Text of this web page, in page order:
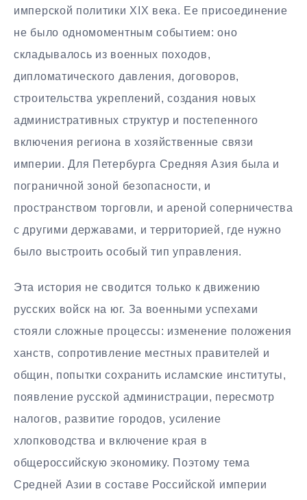
имперской политики XIX века. Ее присоединение
не было одномоментным событием: оно
складывалось из военных походов,
дипломатического давления, договоров,
строительства укреплений, создания новых
административных структур и постепенного
включения региона в хозяйственные связи
империи. Для Петербурга Средняя Азия была и
пограничной зоной безопасности, и
пространством торговли, и ареной соперничества
с другими державами, и территорией, где нужно
было выстроить особый тип управления.
Эта история не сводится только к движению
русских войск на юг. За военными успехами
стояли сложные процессы: изменение положения
ханств, сопротивление местных правителей и
общин, попытки сохранить исламские институты,
появление русской администрации, пересмотр
налогов, развитие городов, усиление
хлопководства и включение края в
общероссийскую экономику. Поэтому тема
Средней Азии в составе Российской империи